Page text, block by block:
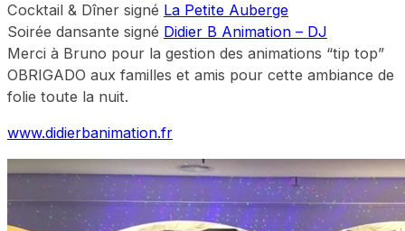
Cocktail & Dîner signé La Petite Auberge
Soirée dansante signé Didier B Animation – DJ
Merci à Bruno pour la gestion des animations “tip top”
OBRIGADO aux familles et amis pour cette ambiance de
folie toute la nuit.
www.didierbanimation.fr